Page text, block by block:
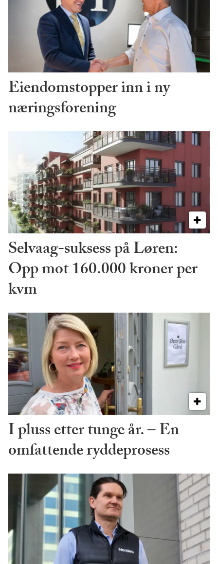
Eiendomstopper inn i ny
næringsforening
Selvaag-suksess på Løren:
Opp mot 160.000 kroner per
kvm
I pluss etter tunge år. – En
omfattende ryddeprosess